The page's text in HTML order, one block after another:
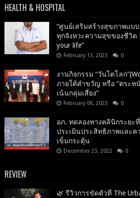
HEALTH & HOSPITAL
“ศูนย์เสริมสร้างสุขภาพแบ
ทุกจังหวะความสุขของชีวิต
your life”
February 13, 2023 0
งานกิจกรรม “วันไตโลก
ภายใต้คำขวัญ หรือ “ตระห
เน้นกลุ่มเสี่ยง”
February 06, 2023 0
อภ. ทดลองทางคลินิกระยะ
ประเมินประสิทธิภาพและค
เข็มกระตุ้น
December 23, 2022 0
REVIEW
🌿 รีวิวการขัดตัวที่ The